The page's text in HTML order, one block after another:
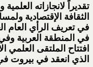
تقديراً لانجازاته
في تعريف الرأي العام
في المنطقة العربية
افتتاح الملتقى العلمي
الذي انعقد في بيروت في 30 آذار